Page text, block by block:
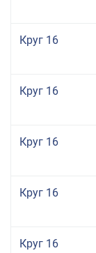
Круг 16
Круг 16
Круг 16
Круг 16
Круг 16